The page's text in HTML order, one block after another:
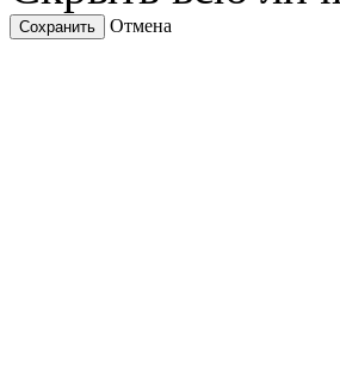
Сохранить Отмена